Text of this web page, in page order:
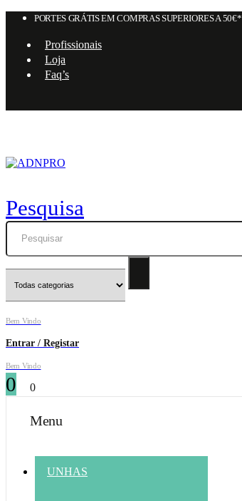
PORTES GRÁTIS EM COMPRAS SUPERIORES A 50€*
Profissionais
Loja
Faq’s
Pesquisa
Bem Vindo
Entrar / Registar
Bem Vindo
0 0
Menu
UNHAS